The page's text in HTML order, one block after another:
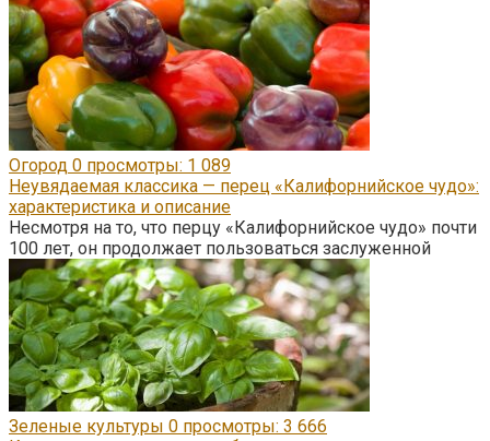
Огород 0 просмотры: 1 089
Неувядаемая классика — перец «Калифорнийское чудо»:
характеристика и описание
Несмотря на то, что перцу «Калифорнийское чудо» почти
100 лет, он продолжает пользоваться заслуженной
Зеленые культуры 0 просмотры: 3 666